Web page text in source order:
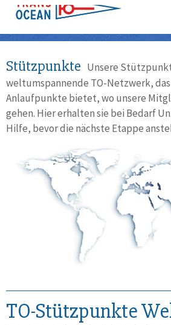
Stützpunkte Unsere
weltumspannende TO-Netzwerk,
Anlaufpunkte bietet, wo unsere
gehen. Hier erhalten sie bei Bedarf
Hilfe, bevor die nächste Etappe
TO-Stützpunkte